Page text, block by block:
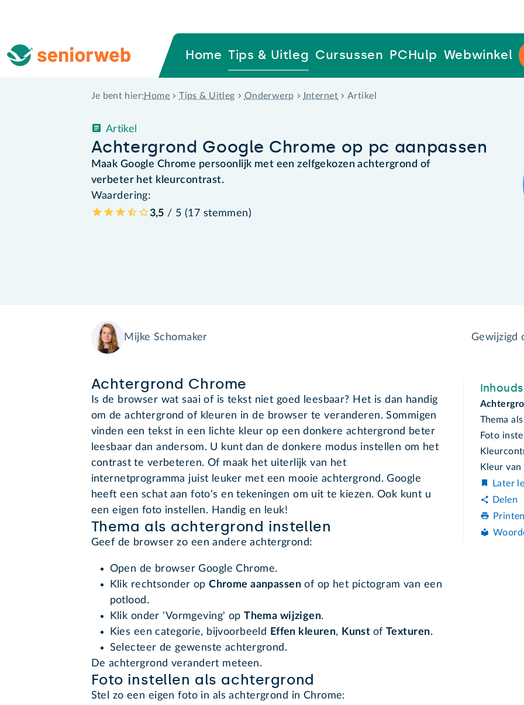
Home Tips & Uitleg Cursussen PCHulp Webwinkel
Je bent hier: Home Tips & Uitleg Onderwerp Internet Artikel
Achtergrond Google Chrome op pc aanpassen
Artikel
Maak Google Chrome persoonlijk met een zelfgekozen achtergrond of
verbeter het kleurcontrast.
Waardering:
3,5 / 5 (17 stemmen)
Mijke Schomaker Gewijzigd
Achtergrond Chrome
Is de browser wat saai of is tekst niet goed leesbaar? Het is dan handig
om de achtergrond of kleuren in de browser te veranderen. Sommigen
vinden een tekst in een lichte kleur op een donkere achtergrond beter
leesbaar dan andersom. U kunt dan de donkere modus instellen om het
contrast te verbeteren. Of maak het uiterlijk van het
internetprogramma juist leuker met een mooie achtergrond. Google
heeft een schat aan foto's en tekeningen om uit te kiezen. Ook kunt u
een eigen foto instellen. Handig en leuk!
Thema als achtergrond instellen
Geef de browser zo een andere achtergrond:
Open de browser Google Chrome.
Klik rechtsonder opChrome aanpassen of op het pictogram van een
potlood.
Klik onder 'Vormgeving' opThema wijzigen.
Kies een categorie, bijvoorbeeld
Effen kleuren, Kunst ofTexturen.
Selecteer de gewenste achtergrond.
De achtergrond verandert meteen.
Foto instellen als achtergrond
Stel zo een eigen foto in als achtergrond in Chrome:
Thema
Foto
Kleur
Later
Delen